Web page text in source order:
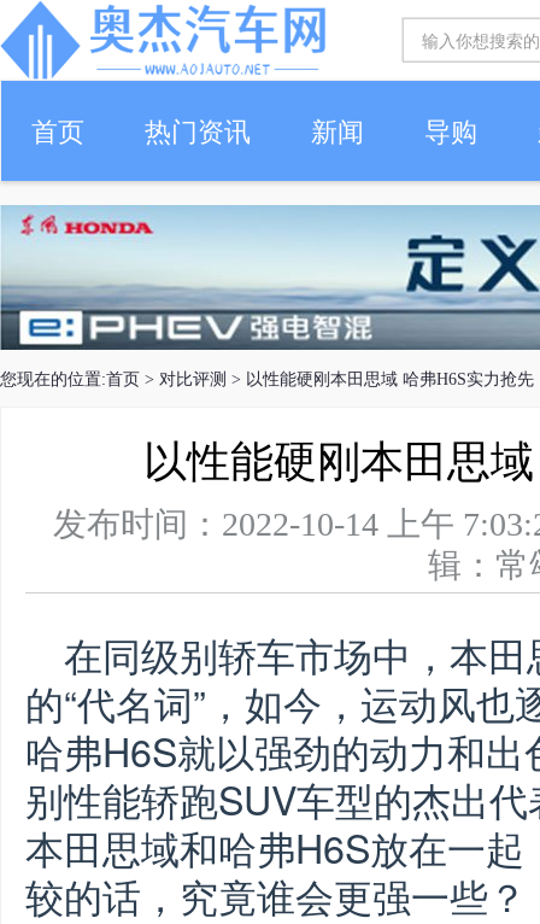
首页 热门资讯 新闻 导购
您现在的位置:首页 > 对比评测 > 以性能硬刚本田思域 哈弗H6S实力抢先
以性能硬刚本田思
发布时间：2022-10-14 上午
辑：
在同级别轿车市场中，本
的“代名词”，如今，运动风
哈弗H6S就以强劲的动力和
别性能轿跑SUV车型的杰出
本田思域和哈弗H6S放在一
较的话，究竟谁会更强一些？